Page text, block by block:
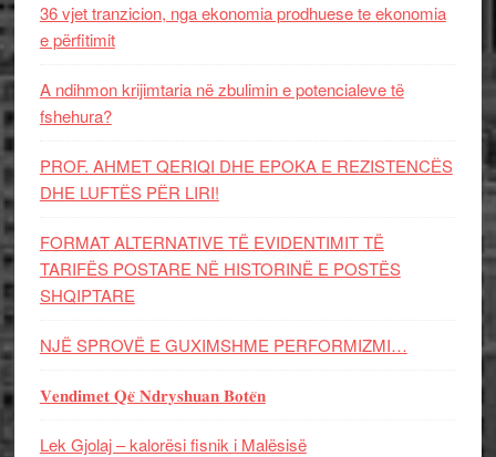
36 vjet tranzicion, nga ekonomia prodhuese te ekonomia
e përfitimit
A ndihmon krijimtaria në zbulimin e potencialeve të
fshehura?
PROF. AHMET QERIQI DHE EPOKA E REZISTENCЁS
DHE LUFTЁS PЁR LIRI!
FORMAT ALTERNATIVE TË EVIDENTIMIT TË
TARIFËS POSTARE NË HISTORINË E POSTËS
SHQIPTARE
NJË SPROVË E GUXIMSHME PERFORMIZMI…
𝐕𝐞𝐧𝐝𝐢𝐦𝐞𝐭 𝐐𝐞̈ 𝐍𝐝𝐫𝐲𝐬𝐡𝐮𝐚𝐧 𝐁𝐨𝐭𝐞̈𝐧
Lek Gjolaj – kalorësi fisnik i Malësisë